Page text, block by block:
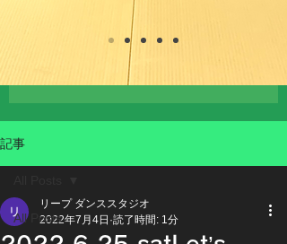
記事
All Posts
リープ ダンススタジオ
2022年7月4日 読了時間: 1分